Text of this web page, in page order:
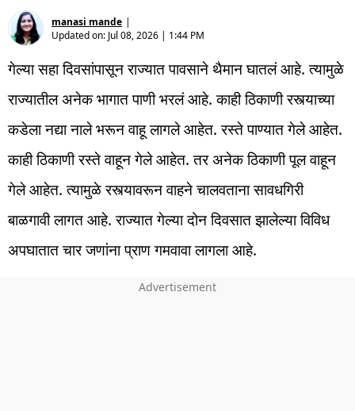
manasi mande |
Updated on: Jul 08, 2026 | 1:44 PM
गेल्या सहा दिवसांपासून राज्यात पावसाने थैमान घातलं आहे. त्यामुळे
राज्यातील अनेक भागात पाणी भरलं आहे. काही ठिकाणी रस्त्याच्या
कडेला नद्या नाले भरून वाहू लागले आहेत. रस्ते पाण्यात गेले आहेत.
काही ठिकाणी रस्ते वाहून गेले आहेत. तर अनेक ठिकाणी पूल वाहून
गेले आहेत. त्यामुळे रस्त्यावरून वाहने चालवताना सावधगिरी
बाळगावी लागत आहे. राज्यात गेल्या दोन दिवसात झालेल्या विविध
अपघातात चार जणांना प्राण गमवावा लागला आहे.